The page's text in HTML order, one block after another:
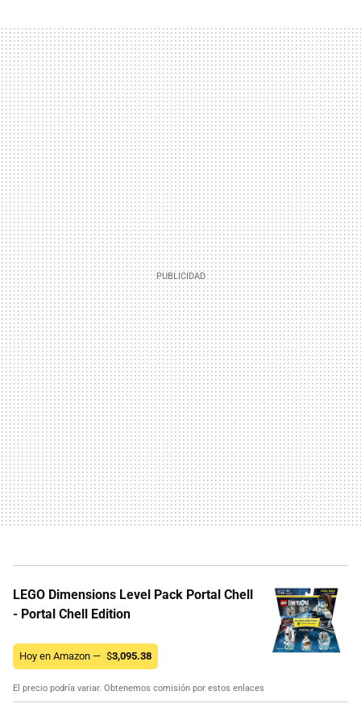
LEGO Dimensions Level Pack Portal Chell
- Portal Chell Edition
Hoy en Amazon — $3,095.38
El precio podría variar. Obtenemos comisión por estos enlaces